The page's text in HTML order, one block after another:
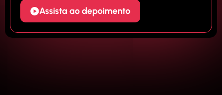
Assista ao depoimento